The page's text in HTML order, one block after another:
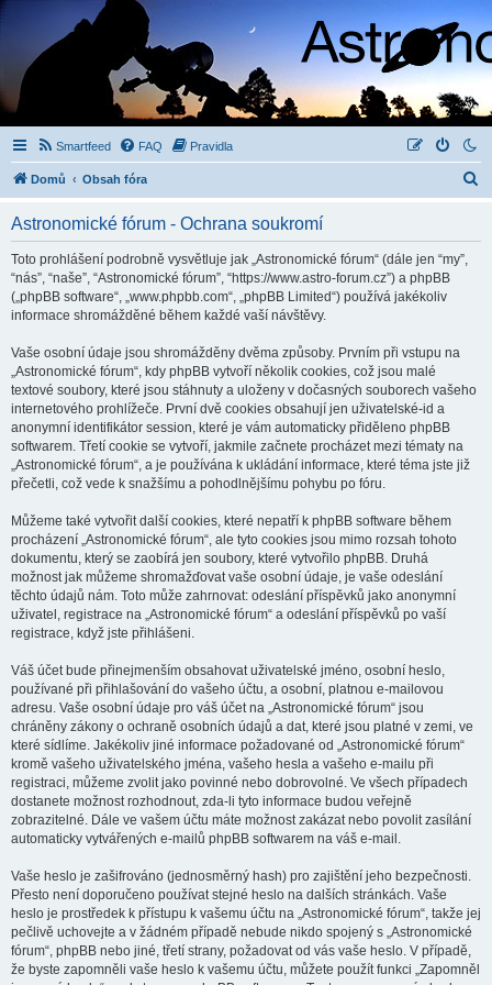
Smartfeed FAQ Pravidla
Domů Obsah fóra
Astronomické fórum - Ochrana soukromí
Toto prohlášení podrobně vysvětluje jak „Astronomické fórum“ (dále jen “my”,
“nás”, “naše”, “Astronomické fórum”, “https://www.astro-forum.cz”) a phpBB
(„phpBB software“, „www.phpbb.com“, „phpBB Limited“) používá jakékoliv
informace shromážděné během každé vaší návštěvy.
Vaše osobní údaje jsou shromážděny dvěma způsoby. Prvním při vstupu na
„Astronomické fórum“, kdy phpBB vytvoří několik cookies, což jsou malé
textové soubory, které jsou stáhnuty a uloženy v dočasných souborech vašeho
internetového prohlížeče. První dvě cookies obsahují jen uživatelské-id a
anonymní identifikátor session, které je vám automaticky přiděleno phpBB
softwarem. Třetí cookie se vytvoří, jakmile začnete procházet mezi tématy na
„Astronomické fórum“, a je používána k ukládání informace, které téma jste již
přečetli, což vede k snažšímu a pohodlnějšímu pohybu po fóru.
Můžeme také vytvořit další cookies, které nepatří k phpBB software během
procházení „Astronomické fórum“, ale tyto cookies jsou mimo rozsah tohoto
dokumentu, který se zaobírá jen soubory, které vytvořilo phpBB. Druhá
možnost jak můžeme shromažďovat vaše osobní údaje, je vaše odeslání
těchto údajů nám. Toto může zahrnovat: odeslání příspěvků jako anonymní
uživatel, registrace na „Astronomické fórum“ a odeslání příspěvků po vaší
registrace, když jste přihlášeni.
Váš účet bude přinejmenším obsahovat uživatelské jméno, osobní heslo,
používané při přihlašování do vašeho účtu, a osobní, platnou e-mailovou
adresu. Vaše osobní údaje pro váš účet na „Astronomické fórum“ jsou
chráněny zákony o ochraně osobních údajů a dat, které jsou platné v zemi, ve
které sídlíme. Jakékoliv jiné informace požadované od „Astronomické fórum“
kromě vašeho uživatelského jména, vašeho hesla a vašeho e-mailu při
registraci, můžeme zvolit jako povinné nebo dobrovolné. Ve všech případech
dostanete možnost rozhodnout, zda-li tyto informace budou veřejně
zobrazitelné. Dále ve vašem účtu máte možnost zakázat nebo povolit zasílání
automaticky vytvářených e-mailů phpBB softwarem na váš e-mail.
Vaše heslo je zašifrováno (jednosměrný hash) pro zajištění jeho bezpečnosti.
Přesto není doporučeno používat stejné heslo na dalších stránkách. Vaše
heslo je prostředek k přístupu k vašemu účtu na „Astronomické fórum“, takže jej
pečlivě uchovejte a v žádném případě nebude nikdo spojený s „Astronomické
fórum“, phpBB nebo jiné, třetí strany, požadovat od vás vaše heslo. V případě,
že byste zapomněli vaše heslo k vašemu účtu, můžete použít funkci „Zapomněl